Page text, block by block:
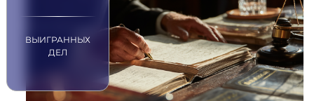
ВЫИГРАННЫХ
ДЕЛ